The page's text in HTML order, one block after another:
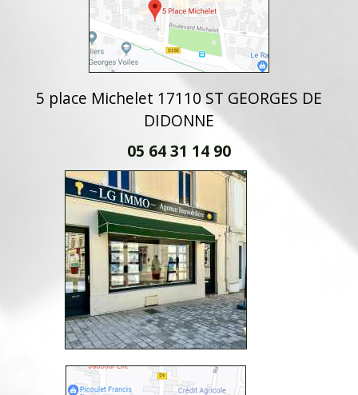
5 place Michelet 17110 ST GEORGES DE
DIDONNE
05 64 31 14 90